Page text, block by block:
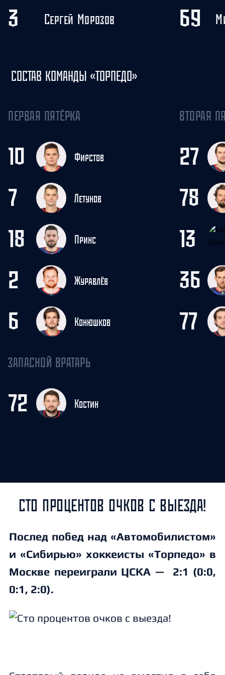
3 Сергей Морозов 69
СОСТАВ КОМАНДЫ «ТОРПЕДО»
ПЕРВАЯ ПЯТЁРКА
Фирстов
7 Летунов
18 Принс
2 Журавлёв
6 Конюшков
ВТОРАЯ
27
78
13
36
77
ЗАПАСНОЙ ВРАТАРЬ
72 Костин
СТО ПРОЦЕНТОВ ОЧКОВ С ВЫЕЗДА!
Послед побед над «Автомобилистом»
и «Сибирью» хоккеисты «Торпедо» в
Москве переиграли ЦСКА — 2:1 (0:0,
0:1, 2:0).